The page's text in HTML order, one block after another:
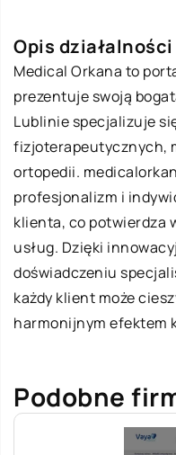
Opis działalności
Medical Orkana to
prezentuje swoją
Lublinie specjalizuje
fizjoterapeutycznych,
ortopedii.
profesjonalizm i
klienta, co potwierdza
usług. Dzięki
doświadczeniu
każdy klient może
harmonijnym efektem
Podobne